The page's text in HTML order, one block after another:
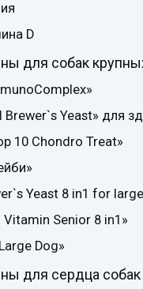
D
для собак
Brewer`s Yeast» для
10 Chondro Treat»
Yeast 8 in1 for
Vitamin Senior 8 in1»
Dog»
для сердца собак